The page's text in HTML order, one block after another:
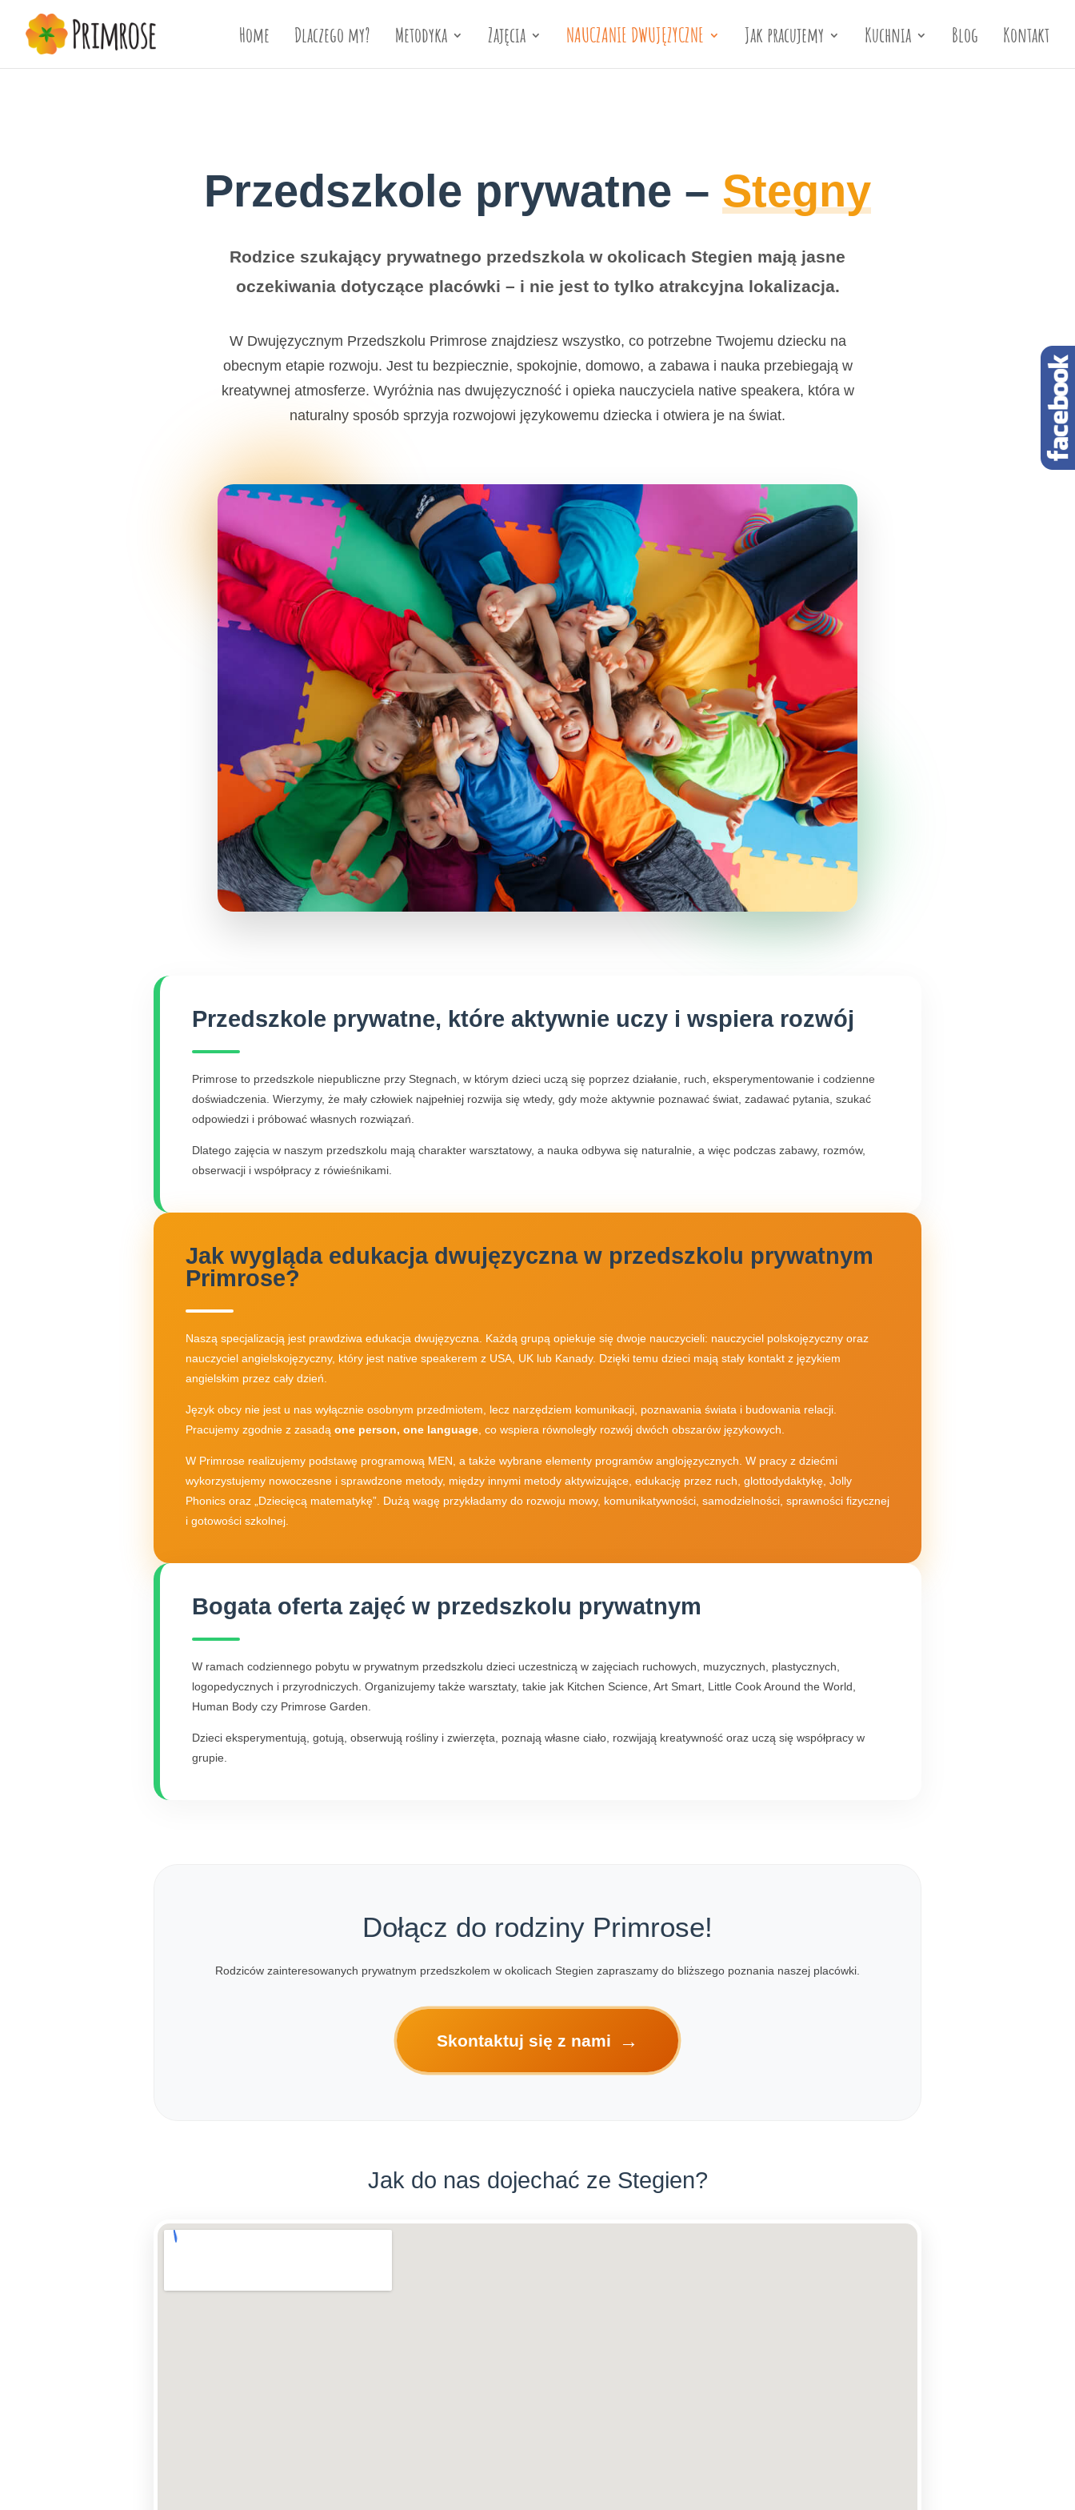
Home Dlaczego my? Metodyka Zajęcia NAUCZANIE DWUJĘZYCZNE Jak pracujemy Kuchnia Blog Kontakt
Przedszkole prywatne – Stegny
Rodzice szukający prywatnego przedszkola w okolicach Stegien mają jasne
oczekiwania dotyczące placówki – i nie jest to tylko atrakcyjna lokalizacja.
W Dwujęzycznym Przedszkolu Primrose znajdziesz wszystko, co potrzebne Twojemu dziecku na
obecnym etapie rozwoju. Jest tu bezpiecznie, spokojnie, domowo, a zabawa i nauka przebiegają w
kreatywnej atmosferze. Wyróżnia nas dwujęzyczność i opieka nauczyciela native speakera, która w
naturalny sposób sprzyja rozwojowi językowemu dziecka i otwiera je na świat.
Przedszkole prywatne, które aktywnie uczy i wspiera rozwój
Primrose to przedszkole niepubliczne przy Stegnach, w którym dzieci uczą się poprzez działanie, ruch, eksperymentowanie i codzienne
doświadczenia. Wierzymy, że mały człowiek najpełniej rozwija się wtedy, gdy może aktywnie poznawać świat, zadawać pytania, szukać
odpowiedzi i próbować własnych rozwiązań.
Dlatego zajęcia w naszym przedszkolu mają charakter warsztatowy, a nauka odbywa się naturalnie, a więc podczas zabawy, rozmów,
obserwacji i współpracy z rówieśnikami.
Jak wygląda edukacja dwujęzyczna w przedszkolu prywatnym
Primrose?
Naszą specjalizacją jest prawdziwa edukacja dwujęzyczna. Każdą grupą opiekuje się dwoje nauczycieli: nauczyciel polskojęzyczny oraz
nauczyciel angielskojęzyczny, który jest native speakerem z USA, UK lub Kanady. Dzięki temu dzieci mają stały kontakt z językiem
angielskim przez cały dzień.
Język obcy nie jest u nas wyłącznie osobnym przedmiotem, lecz narzędziem komunikacji, poznawania świata i budowania relacji.
Pracujemy zgodnie z zasadą one person, one language , co wspiera równoległy rozwój dwóch obszarów językowych.
W Primrose realizujemy podstawę programową MEN, a także wybrane elementy programów anglojęzycznych. W pracy z dziećmi
wykorzystujemy nowoczesne i sprawdzone metody, między innymi metody aktywizujące, edukację przez ruch, glottodydaktykę, Jolly
Phonics oraz „Dziecięcą matematykę”. Dużą wagę przykładamy do rozwoju mowy, komunikatywności, samodzielności, sprawności fizycznej
i gotowości szkolnej.
Bogata oferta zajęć w przedszkolu prywatnym
W ramach codziennego pobytu w prywatnym przedszkolu dzieci uczestniczą w zajęciach ruchowych, muzycznych, plastycznych,
logopedycznych i przyrodniczych. Organizujemy także warsztaty, takie jak Kitchen Science, Art Smart, Little Cook Around the World,
Human Body czy Primrose Garden.
Dzieci eksperymentują, gotują, obserwują rośliny i zwierzęta, poznają własne ciało, rozwijają kreatywność oraz uczą się współpracy w
grupie.
Dołącz do rodziny Primrose!
Rodziców zainteresowanych prywatnym przedszkolem w okolicach Stegien zapraszamy do bliższego poznania naszej placówki.
Skontaktuj się z nami →
Jak do nas dojechać ze Stegien?